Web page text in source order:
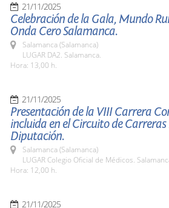
21/11/2025
Celebración de la Gala, Mundo
Onda Cero Salamanca.
Salamanca (Salamanca)
LUGAR DA2. Salamanca.
Hora: 13,00 h.
21/11/2025
Presentación de la VIII Carrera
incluida en el Circuito de Carreras
Diputación.
Salamanca (Salamanca)
LUGAR Colegio Oficial de Médicos.
Hora: 12,00 h.
21/11/2025